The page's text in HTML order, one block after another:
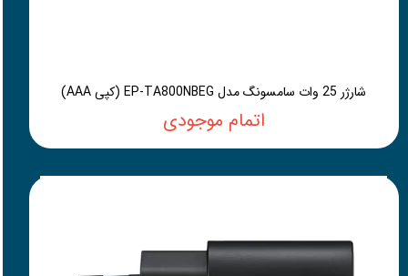
شارژر 25 وات سامسونگ مدل EP-TA800NBEG (کپی AAA)
اتمام موجودی